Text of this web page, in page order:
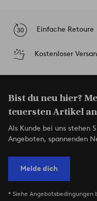
Einfache Retoure
Kostenloser
Bist du neu hier?
teuersten Artikel
Als Kunde bei uns stehen
Angeboten, spannenden
Melde dich
* Siehe Angebotsbedingungen